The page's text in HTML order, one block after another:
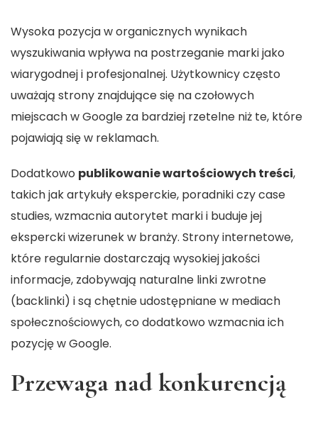
Wysoka pozycja w organicznych wynikach
wyszukiwania wpływa na postrzeganie marki jako
wiarygodnej i profesjonalnej. Użytkownicy często
uważają strony znajdujące się na czołowych
miejscach w Google za bardziej rzetelne niż te, które
pojawiają się w reklamach.
Dodatkowo publikowanie wartościowych treści,
takich jak artykuły eksperckie, poradniki czy case
studies, wzmacnia autorytet marki i buduje jej
ekspercki wizerunek w branży. Strony internetowe,
które regularnie dostarczają wysokiej jakości
informacje, zdobywają naturalne linki zwrotne
(backlinki) i są chętnie udostępniane w mediach
społecznościowych, co dodatkowo wzmacnia ich
pozycję w Google.
Przewaga nad konkurencją